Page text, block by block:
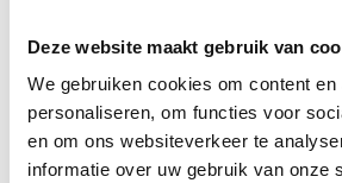
Deze website maakt gebruik van
We gebruiken cookies om content
personaliseren, om functies voor
en om ons websiteverkeer te
informatie over uw gebruik van onze
Do you have a question about this
Our employee is happy to help you find
Send mail